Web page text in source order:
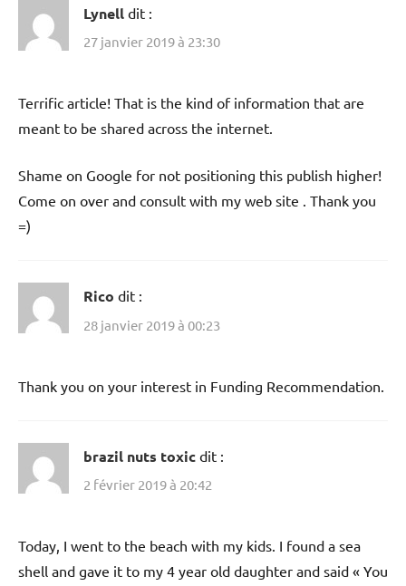
Lynell dit :
27 janvier 2019 à 23:30
Terrific article! That is the kind of information that are
meant to be shared across the internet.
Shame on Google for not positioning this publish higher!
Come on over and consult with my web site . Thank you
=)
Rico dit :
28 janvier 2019 à 00:23
Thank you on your interest in Funding Recommendation.
brazil nuts toxic dit :
2 février 2019 à 20:42
Today, I went to the beach with my kids. I found a sea
shell and gave it to my 4 year old daughter and said « You